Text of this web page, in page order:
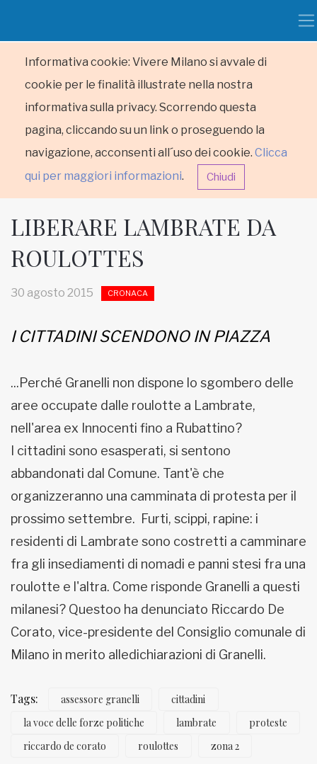
Informativa cookie: Vivere Milano si avvale di
cookie per le finalità illustrate nella nostra
informativa sulla privacy. Scorrendo questa
pagina, cliccando su un link o proseguendo la
navigazione, acconsenti all´uso dei cookie. Clicca
qui per maggiori informazioni. Chiudi
HOME
MUNICIPI
Iscriviti alla newsletter
www.viveremilano.info
Fondato e diretto da Enzo De
Bernardis
EDB edizioni - Via Brivio angolo C.
Imbonati, 89 20159 Milano (Italia)
LIBERARE LAMBRATE DA
ROULOTTES
30 agosto 2015 CRONACA
I CITTADINI SCENDONO IN PIAZZA
...Perché Granelli non dispone lo sgombero delle
aree occupate dalle roulotte a Lambrate,
nell'area ex Innocenti fino a Rubattino?
I cittadini sono esasperati, si sentono
abbandonati dal Comune. Tant'è che
organizzeranno una camminata di protesta per il
prossimo settembre. Furti, scippi, rapine: i
residenti di Lambrate sono costretti a camminare
fra gli insediamenti di nomadi e panni stesi fra una
roulotte e l'altra. Come risponde Granelli a questi
milanesi? Questoo ha denunciato Riccardo De
Corato, vice-presidente del Consiglio comunale di
Milano in merito alledichiarazioni di Granelli.
Tags: assessore granelli
cittadini
la voce delle forze politiche
lambrate
proteste
riccardo de corato
roulottes zona 2